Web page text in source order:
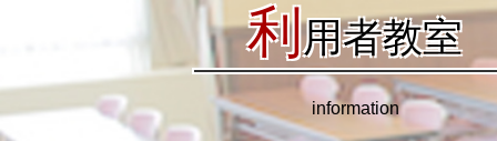
利用者教室
information